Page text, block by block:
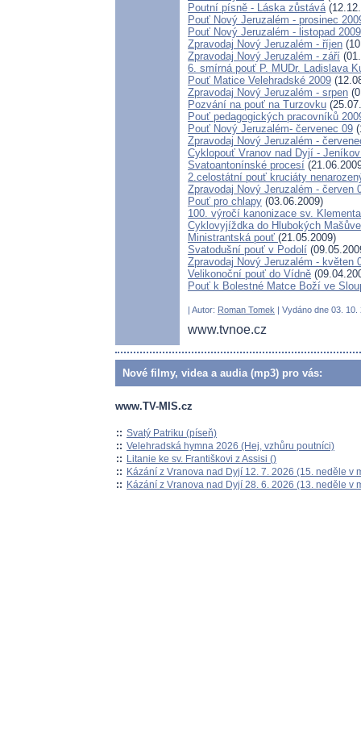
Poutní písně - Láska zůstává
Pouť Nový Jeruzalém - prosinec
Pouť Nový Jeruzalém - listopad 2009
Zpravodaj Nový Jeruzalém - říjen
Zpravodaj Nový Jeruzalém - září
6. smírná pouť P. MUDr. Ladislava
Pouť Matice Velehradské 2009
Zpravodaj Nový Jeruzalém - srpen
Pozvání na pouť na Turzovku
Pouť pedagogických pracovníků
Pouť Nový Jeruzalém- červenec 09
Zpravodaj Nový Jeruzalém -
Cyklopouť Vranov nad Dyjí -
Svatoantonínské procesí
2.celostátní pouť kruciáty
Zpravodaj Nový Jeruzalém - červen
Pouť pro chlapy (03.06.2009)
100. výročí kanonizace sv.
Cyklovyjíždka do Hlubokých
Ministrantská pouť (21.05.2009)
Svatodušní pouť v Podolí
Zpravodaj Nový Jeruzalém - květen
Velikonoční pouť do Vídně
Pouť k Bolestné Matce Boží ve
| Autor: Roman Tomek | Vydáno dne 03.
www.tvnoe.cz
Nové filmy, videa a audia (mp3) pro vás:
www.TV-MIS.cz
:: Svatý Patriku (píseň)
:: Velehradská hymna 2026 (Hej, vzhůru poutníci)
:: Litanie ke sv. Františkovi z Assisi ()
:: Kázání z Vranova nad Dyjí 12. 7. 2026 (15. neděle v
:: Kázání z Vranova nad Dyjí 28. 6. 2026 (13. neděle v